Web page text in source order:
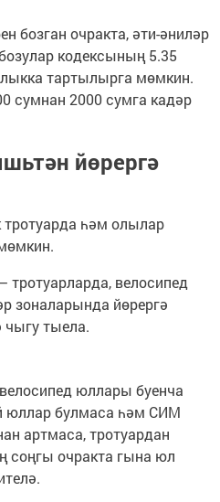
бозган очракта, әти-әниләр
кодексының 5.35
тартылырга мөмкин.
сумнан 2000 сумга кадәр
йөрергә
һәм олылар
– тротуарларда, велосипед
зоналарында йөрергә
чыгу тыела.
юллары буенча
юллар булмаса һәм СИМ
артмаса, тротуардан
соңгы очракта гына юл